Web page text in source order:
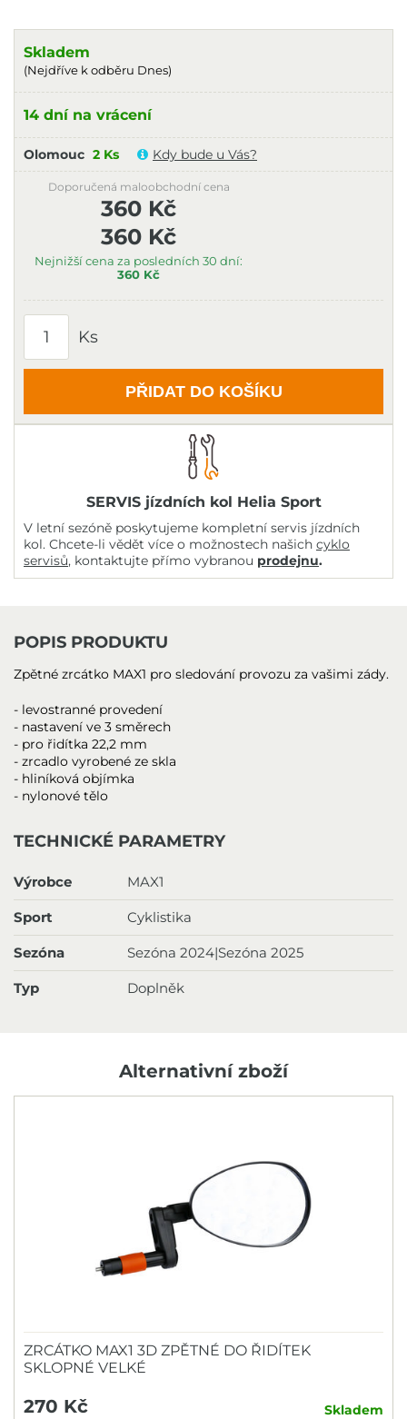
Skladem
(Nejdříve k odběru Dnes)
14 dní na vrácení
Olomouc 2 Ks Kdy bude u Vás?
360 Kč
Nejnižší cena za posledních 30 dní:
360 Kč
Doporučená maloobchodní cena
360 Kč
Ks
PŘIDAT DO KOŠÍKU
SERVIS jízdních kol Helia Sport
V letní sezóně poskytujeme kompletní servis jízdních
kol. Chcete-li vědět více o možnostech našich cyklo
servisů, kontaktujte přímo vybranou prodejnu.
POPIS PRODUKTU
Zpětné zrcátko MAX1 pro sledování provozu za vašimi zády.
- levostranné provedení
- nastavení ve 3 směrech
- pro řidítka 22,2 mm
- zrcadlo vyrobené ze skla
- hliníková objímka
- nylonové tělo
TECHNICKÉ PARAMETRY
Výrobce MAX1
Sport Cyklistika
Sezóna Sezóna 2024|Sezóna 2025
Typ Doplněk
Alternativní zboží
ZRCÁTKO MAX1 3D ZPĚTNÉ DO ŘIDÍTEK
SKLOPNÉ VELKÉ
270 Kč Skladem